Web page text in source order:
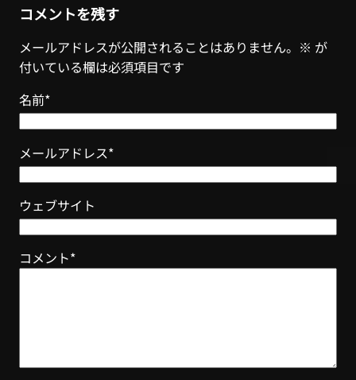
コメントを残す
メールアドレスが公開されることはありません。 ※ が
付いている欄は必須項目です
名前*
メールアドレス*
ウェブサイト
コメント*